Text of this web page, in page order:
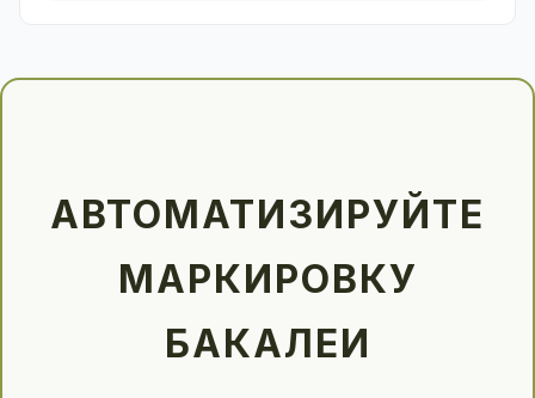
АВТОМАТИЗИРУЙТЕ
МАРКИРОВКУ
БАКАЛЕИ